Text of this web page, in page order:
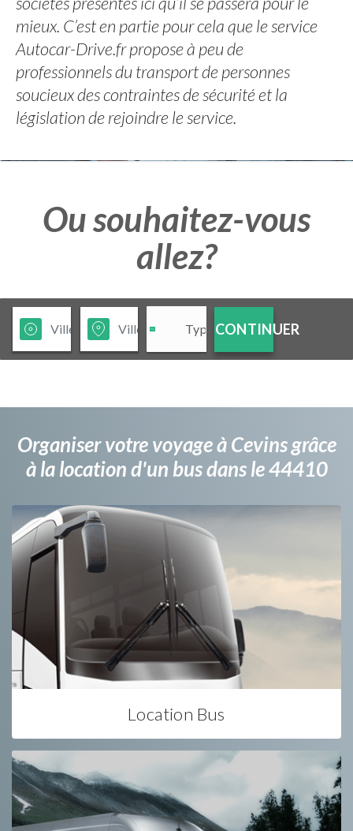
mieux. C’est en partie pour cela que le service
Autocar-Drive.fr propose à peu de
professionnels du transport de personnes
soucieux des contraintes de sécurité et la
législation de rejoindre le service.
Ou souhaitez-vous
allez?
CONTINUER
Organiser votre voyage à Cevins grâce
à la location d'un bus dans le 44410
Location Bus